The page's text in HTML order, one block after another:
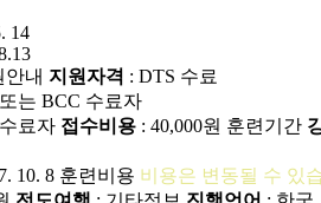
14
안내 지원자격 : DTS 수료
는 BCC 수료자
료자 접수비용 : 40,000원 훈련기간
10. 8 훈련비용 비용은 변동될 수 있